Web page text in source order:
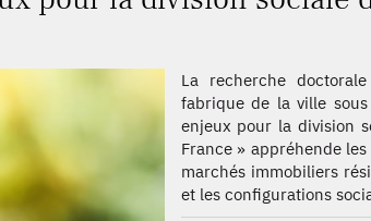
La recherche
fabrique de la ville
enjeux pour la division
France » appréhende
marchés immobiliers
et les configurations